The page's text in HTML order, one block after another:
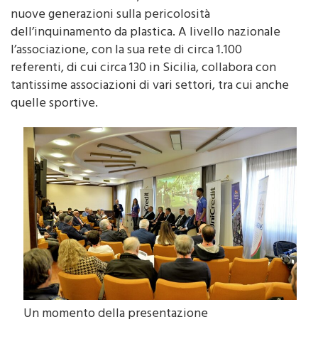
nuove generazioni sulla pericolosità
dell’inquinamento da plastica. A livello nazionale
l’associazione, con la sua rete di circa 1.100
referenti, di cui circa 130 in Sicilia, collabora con
tantissime associazioni di vari settori, tra cui anche
quelle sportive.
Un momento della presentazione